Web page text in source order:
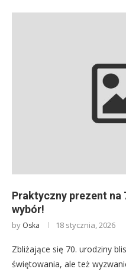
Praktyczny prezent na
wybór!
by Oska 18 stycznia, 2026
Zbliżające się 70. urodziny
świętowania, ale też